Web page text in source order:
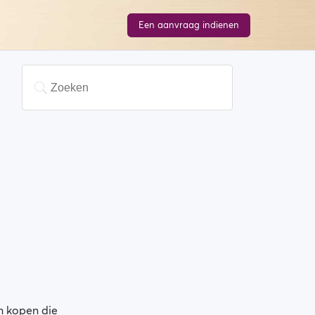
Een aanvraag indienen
kopen die